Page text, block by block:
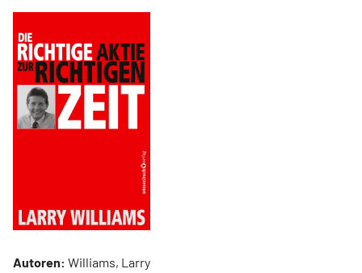
Autoren: Williams, Larry